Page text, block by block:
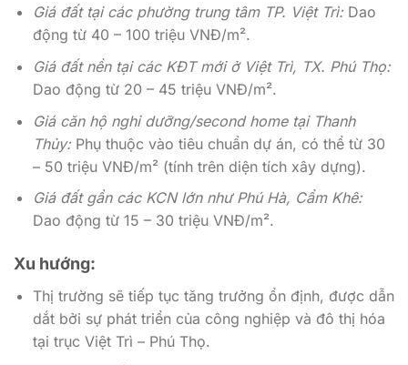
Giá đất tại các phường trung tâm TP. Việt Trì:Dao
động từ 40 – 100 triệu VNĐ/m².
Giá đất nền tại các KĐT mới ở Việt Trì, TX. Phú Thọ:
Dao động từ 20 – 45 triệu VNĐ/m².
Giá căn hộ nghỉ dưỡng/second home tại Thanh
Thủy:Phụ thuộc vào tiêu chuẩn dự án, có thể từ 30
– 50 triệu VNĐ/m² (tính trên diện tích xây dựng).
Giá đất gần các KCN lớn như Phú Hà, Cẩm Khê:
Dao động từ 15 – 30 triệu VNĐ/m².
Xu hướng:
Thị trường sẽ tiếp tục tăng trưởng ổn định, được dẫn
dắt bởi sự phát triển của công nghiệp và đô thị hóa
tại trục Việt Trì – Phú Thọ.